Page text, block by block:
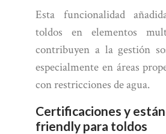
Esta funcionalidad
toldos en elementos
contribuyen a la gestión
especialmente en áreas
con restricciones de agua.
Certificaciones y
friendly para toldos